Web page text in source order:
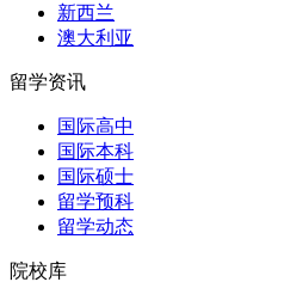
新西兰
澳大利亚
留学资讯
国际高中
国际本科
国际硕士
留学预科
留学动态
院校库